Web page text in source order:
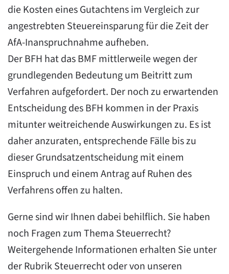
die Kosten eines Gutachtens im Vergleich zur
angestrebten Steuereinsparung für die Zeit der
AfA-Inanspruchnahme aufheben.
Der BFH hat das BMF mittlerweile wegen der
grundlegenden Bedeutung um Beitritt zum
Verfahren aufgefordert. Der noch zu erwartenden
Entscheidung des BFH kommen in der Praxis
mitunter weitreichende Auswirkungen zu. Es ist
daher anzuraten, entsprechende Fälle bis zu
dieser Grundsatzentscheidung mit einem
Einspruch und einem Antrag auf Ruhen des
Verfahrens offen zu halten.
Gerne sind wir Ihnen dabei behilflich. Sie haben
noch Fragen zum Thema Steuerrecht?
Weitergehende Informationen erhalten Sie unter
derRubrik Steuerrechtoder von unseren